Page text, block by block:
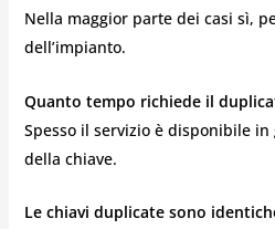
Nella maggior parte dei casi sì,
dell’impianto.
Quanto tempo richiede il
Spesso il servizio è disponibile
della chiave.
Le chiavi duplicate sono